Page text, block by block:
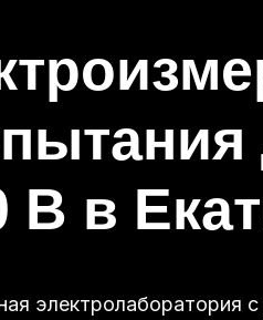
В в
электролаборатория